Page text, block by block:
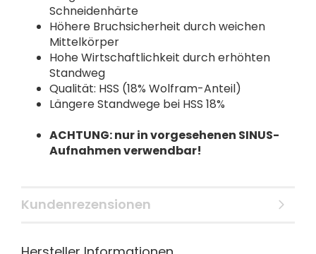
Schneidenhärte
Höhere Bruchsicherheit durch weichen
Mittelkörper
Hohe Wirtschaftlichkeit durch erhöhten
Standweg
Qualität: HSS (18% Wolfram-Anteil)
Längere Standwege bei HSS 18%
ACHTUNG: nur in vorgesehenen SINUS-
Aufnahmen verwendbar!
Kundenrezensionen